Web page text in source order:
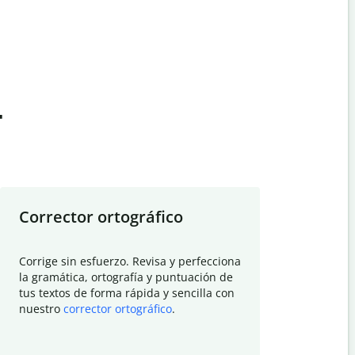
Corrector ortográfico
Corrige sin esfuerzo. Revisa y perfecciona
la gramática, ortografía y puntuación de
tus textos de forma rápida y sencilla con
nuestro corrector ortográfico.